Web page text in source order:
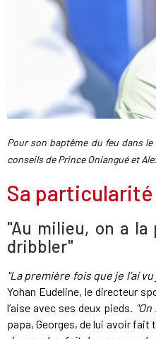
Pour son baptême du feu dans
conseils de Prince Oniangué et
Sa particularité
"Au milieu, on a la
dribbler"
"La première fois que je l’ai
Yohan Eudeline, le directeur
l’aise avec ses deux pieds.
papa, Georges, de lui avoir fait